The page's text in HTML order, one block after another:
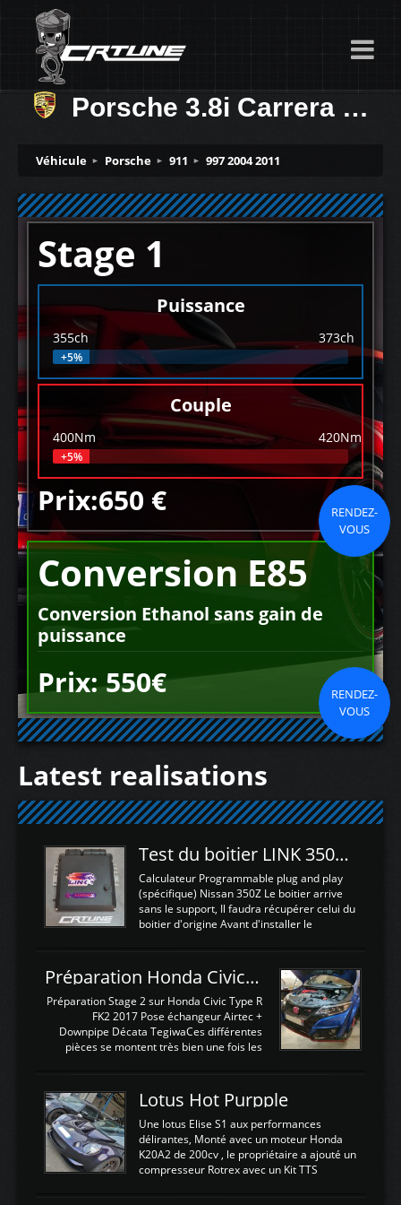
Porsche 3.8i Carrera S 355ch
Véhicule Porsche 911 997 2004 2011
Stage 1
Puissance
355ch 373ch
+5%
Couple
400Nm 420Nm
+5%
Prix:650 €
RENDEZ-
VOUS
Conversion E85
Conversion Ethanol sans gain de
puissance
Prix: 550€
RENDEZ-
VOUS
Latest realisations
Test du boitier LINK 350Z Plugin ECU
Calculateur Programmable plug and play
(spécifique) Nissan 350Z Le boitier arrive
sans le support, Il faudra récupérer celui du
boitier d'origine Avant d'installer le
d'envoyer l'information de la large bande
dans le boitier. sydney sweeney deepfake
La sortie 0-5V de l'afr sera connectée sur
l'entrée AN Volt 8 et GndAN pour
Analogique, et Volt car l'information est une
tension (Pas une résistance variable d'un
est temps de brancher le ...
Préparation Honda Civic Type R FK2
Préparation Stage 2 sur Honda Civic Type R
FK2 2017 Pose échangeur Airtec +
Downpipe Décata TegiwaCes différentes
pièces se montent très bien une fois les
légere découpe du plastique inferieur,
negénant en rien la structure ou le
fonctionnement du fond plat. Une
reprogrammation Stage 2 est faite sur le
calculateur d'origine. Une alternative
économique au passage sur Hondata
d'origine 310cv et 400Nn , Une fois
Lotus Hot Purpple
Une lotus Elise S1 aux performances
délirantes, Monté avec un moteur Honda
K20A2 de 200cv , le propriétaire a ajouté un
compresseur Rotrex avec un Kit TTS